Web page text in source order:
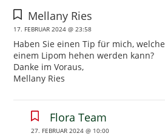
Mellany Ries
17. FEBRUAR 2024 @ 23:58
Haben Sie einen Tip für mich,
einem Lipom hehen werden kann?
Danke im Voraus,
Mellany Ries
Flora Team
27. FEBRUAR 2024 @ 10:00